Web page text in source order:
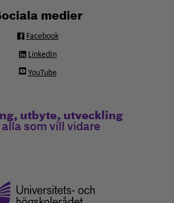
medier
Facebook
LinkedIn
YouTube
utbyte, utveckling
alla som vill vidare